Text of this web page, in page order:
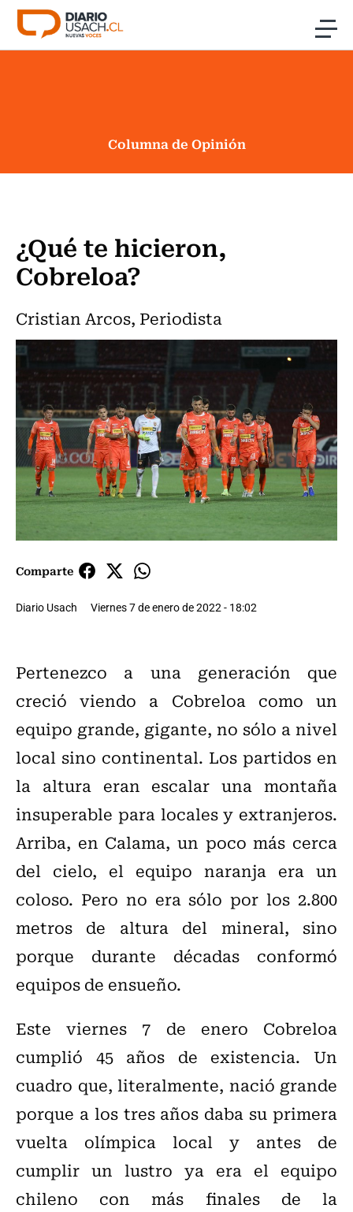
Click acá para ir directamente al contenido
Columna de Opinión
¿Qué te hicieron,
Cobreloa?
Cristian Arcos, Periodista
Comparte
Diario Usach Viernes 7 de enero de 2022 - 18:02
Pertenezco a una generación que
creció viendo a Cobreloa como un
equipo grande, gigante, no sólo a nivel
local sino continental. Los partidos en
la altura eran escalar una montaña
insuperable para locales y extranjeros.
Arriba, en Calama, un poco más cerca
del cielo, el equipo naranja era un
coloso. Pero no era sólo por los 2.800
metros de altura del mineral, sino
porque durante décadas conformó
equipos de ensueño.
Este viernes 7 de enero Cobreloa
cumplió 45 años de existencia. Un
cuadro que, literalmente, nació grande
porque a los tres años daba su primera
vuelta olímpica local y antes de
cumplir un lustro ya era el equipo
chileno con más finales de la